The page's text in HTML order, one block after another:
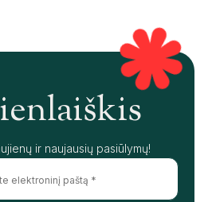
ir naujausių pasiūlymų!